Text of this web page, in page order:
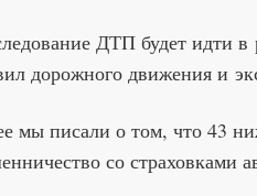
ДТП будет идти
дорожного движения и
мы писали о том, что 43
со страховками